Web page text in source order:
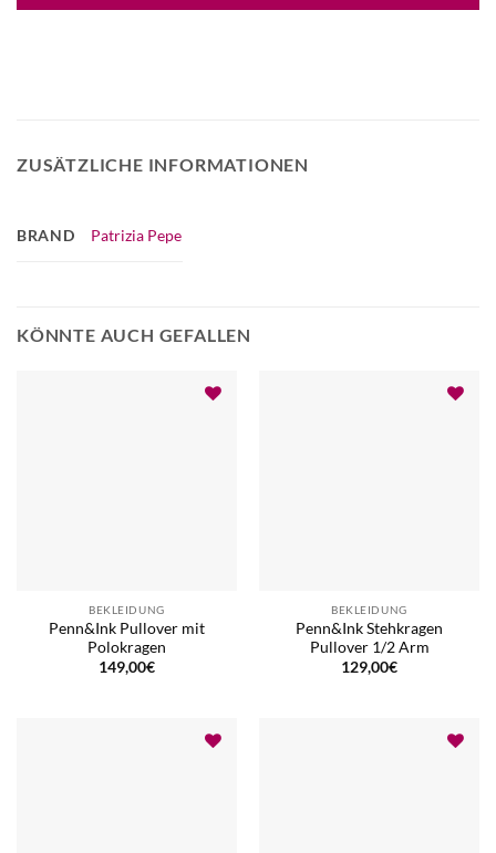
ZUSÄTZLICHE INFORMATIONEN
BRAND Patrizia Pepe
KÖNNTE AUCH GEFALLEN
BEKLEIDUNG
Penn&Ink Pullover mit
Polokragen
149,00€
BEKLEIDUNG
Penn&Ink Stehkragen
Pullover 1/2 Arm
129,00€